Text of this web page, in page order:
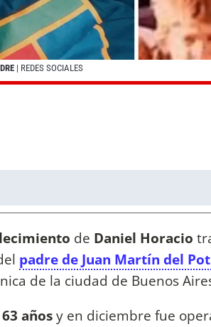
| REDES SOCIALES
de Daniel Horacio
padre de Juan Martín del
de la ciudad de Buenos
63 añosy en diciembre fue